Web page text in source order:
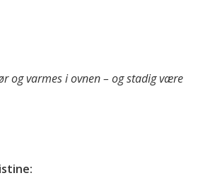
og varmes i ovnen – og stadig være
: